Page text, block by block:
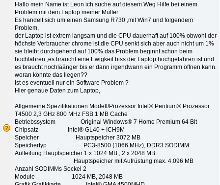
Hallo mein Name ist Leon ich suche auf diesem Weg Hilfe bei einem
Problem mit dem Laptop meiner Mutter.
Es handelt sich um einen Samsung R730 ,mit Win7 und folgendem
Problem,
der Laptop ist extrem langsam und die CPU dauerhaft auf 100% obwohl der
höchste Verbraucher chrome ist.die CPU senkt sich aber auch nicht um 1%
sie bleibt durchgehend auf 100%.das Problem beginnt schon beim
hochfahren ,es braucht eine Ewigkeit biss der Laptop hochgefahren ist und
es braucht nochläänger bis er dann irgendwann ein Programm öffnen kann.
woran könnte das liegen??
Ist es eventuell nur ein Software Problem ?
Hier genaue Daten zum Laptop,
Allgemeine Spezifikationen Modell/Prozessor Intel® Pentium® Prozessor
T4500 2,3 GHz 800 MHz FSB 1 MB Cache
Betriebssystem Original Windows® 7 Home Premium 64 Bit
Chipsatz Intel® GL40 + ICH9M
Speicher Hauptspeicher 3072 MB
Speichertyp PC3-8500 (1066 MHz), DDR3 SODIMM
Aufteilung Hauptspeicher 1 x 1024 MB , 2 x 2048 MB
Hauptspeicher mit Aufrüstung max. 4.096 MB
Anzahl SODIMMs Sockel 2
Module 1024 MB, 2048 MB